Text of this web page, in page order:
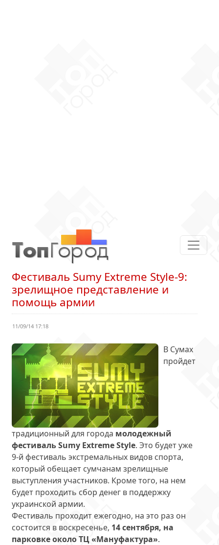
Фестиваль Sumy Extreme Style-9:
зрелищное представление и
помощь армии
11/09/14 17:18
В Сумах
пройдет
традиционный для города молодежный
фестиваль Sumy Extreme Style. Это будет уже
9-й фестиваль экстремальных видов спорта,
который обещает сумчанам зрелищные
выступления участников. Кроме того, на нем
будет проходить сбор денег в поддержку
украинской армии.
Фестиваль проходит ежегодно, на это раз он
состоится в воскресенье, 14 сентября, на
парковке около ТЦ «Мануфактура».